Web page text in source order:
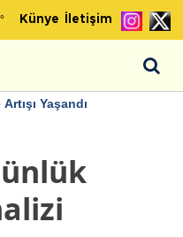
° Künye İletişim
Yaşandı